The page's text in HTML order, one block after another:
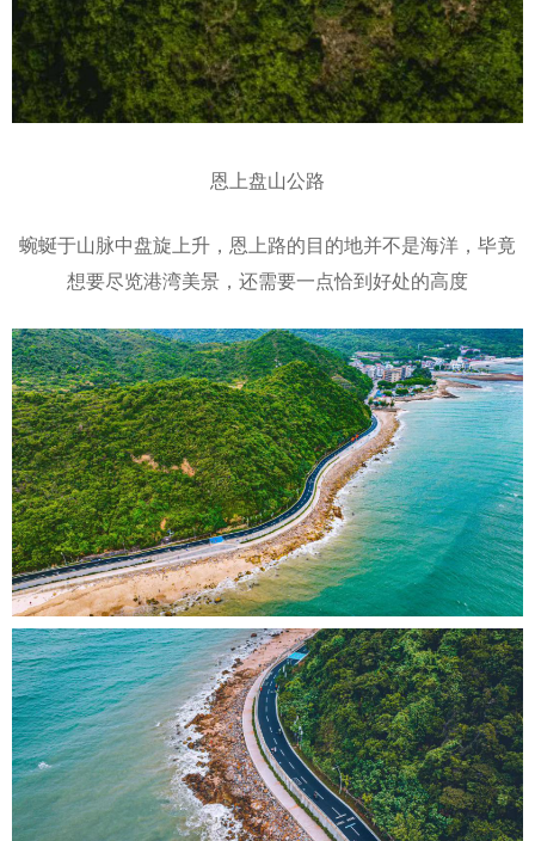
恩上盘山公路
蜿蜒于山脉中盘旋上升，恩上路的目的地并不是海洋，毕竟
想要尽览港湾美景，还需要一点恰到好处的高度